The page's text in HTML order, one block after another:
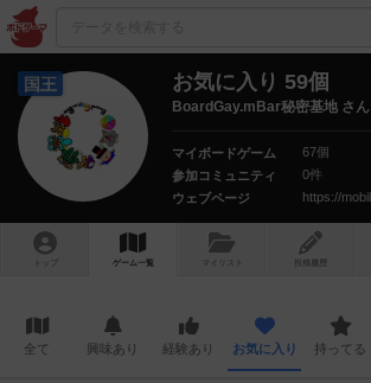
国王 お気に入り 59個
BoardGay.mBar秘密基地 さん
マイボードゲーム
67個
参加コミュニティ
0件
ウェブページ
トップ ゲーム一覧 マイリスト 投稿履歴
全て 興味あり 経験あり お気に入り 持ってる